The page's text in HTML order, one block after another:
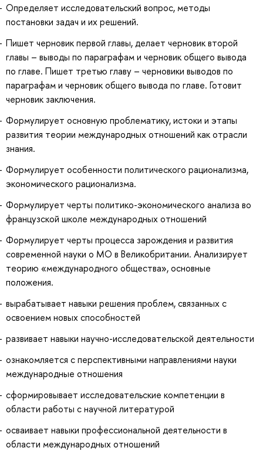
Определяет исследовательский вопрос, методы
постановки задач и их решений.
Пишет черновик первой главы, делает черновик второй
главы – выводы по параграфам и черновик общего вывода
по главе. Пишет третью главу – черновики выводов по
параграфам и черновик общего вывода по главе. Готовит
черновик заключения.
Формулирует основную проблематику, истоки и этапы
развития теории международных отношений как отрасли
знания.
Формулирует особенности политического рационализма,
экономического рационализма.
Формулирует черты политико-экономического анализа во
французской школе международных отношений
Формулирует черты процесса зарождения и развития
современной науки о МО в Великобритании. Анализирует
теорию «международного общества», основные
положения.
вырабатывает навыки решения проблем, связанных с
освоением новых способностей
развивает навыки научно-исследовательской деятельности
ознакомляется с перспективными направлениями науки
международные отношения
сформировывает исследовательские компетенции в
области работы с научной литературой
осваивает навыки профессиональной деятельности в
области международных отношений